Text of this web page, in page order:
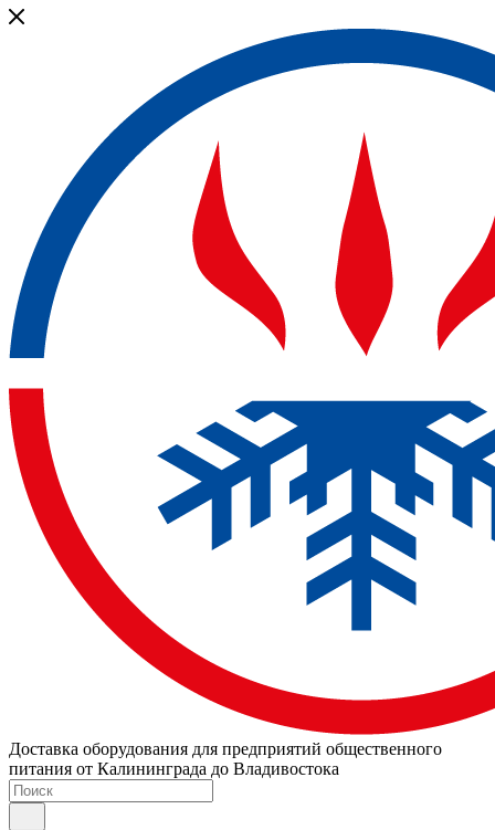
Доставка оборудования для предприятий общественного
питания от Калининграда до Владивостока